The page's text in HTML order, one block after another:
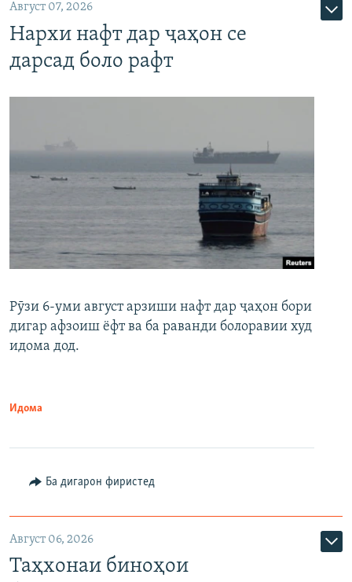
Август 07, 2026
Нархи нафт дар ҷаҳон се
дарсад боло рафт
Рӯзи 6-уми август арзиши нафт дар ҷаҳон бори
дигар афзоиш ёфт ва ба раванди болоравии худ
идома дод.
Идома
Ба дигарон фиристед
Август 06, 2026
Таҳхонаи биноҳои